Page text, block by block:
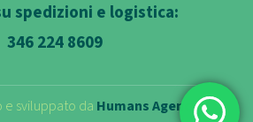
spedizioni e logistica:
346 224 8609
sviluppato da Humans Agency